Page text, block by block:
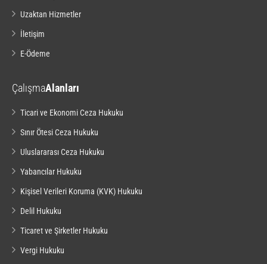
Uzaktan Hizmetler
İletişim
E-Ödeme
ÇalışmaAlanları
Ticari ve Ekonomi Ceza Hukuku
Sınır Ötesi Ceza Hukuku
Uluslararası Ceza Hukuku
Yabancılar Hukuku
Kişisel Verileri Koruma (KVK) Hukuku
Delil Hukuku
Ticaret ve Şirketler Hukuku
Vergi Hukuku